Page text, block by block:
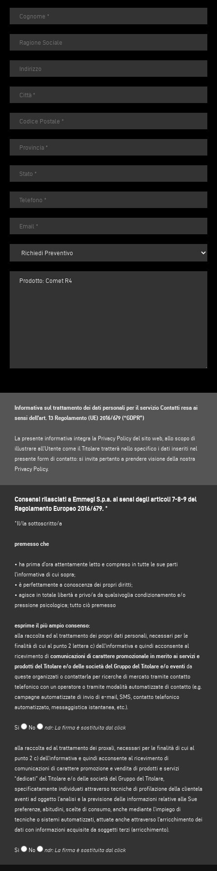
Informativa sul trattamento dei dati personali per il servizio Contatti resa ai
sensi dell’art. 13 Regolamento (UE) 2016/679 (“GDPR”)
La presente informativa integra la Privacy Policy del sito web, allo scopo di
illustrare all’Utente come il Titolare tratterà nello specifico i dati inseriti nel
presente form di contatto: si invita pertanto a prendere visione della nostra
Privacy Policy.
DATI
Titolare del trattamento: Emmegi S.p.a., nella persona del legale
rappresentante pro tempore, con sede legale in Via Archimede, 10 - 41019 -
01978870366.
Responsabile per la protezione dei dati (DPO): dott. Donato Eugenio
Caccavella, indirizzo e-mail:
2. DATI PERSONALI TRATTATI, FINALITÀ DEL TRATTAMENTO E BASE GIURIDICA
Il Titolare tratterà i suoi dati personali identificativi e di contatto (quali: nome,
cognome, ragione sociale, indirizzo, città, codice postale, provincia, stato,
indirizzo e-mail, numero di telefono) da Lei direttamente forniti mediante la
compilazione dell’apposito form di raccolta dati presente nella sezione
“CONTATTI” presenti sul sito web del Titolare (www.emmegi.com, il “Sito”).
Il Titolare intende trattare i suoi dati personali al fine di:
rispondere al suo messaggio o alla sua richiesta di informazioni inoltrate
attraverso il presente form, ad esempio per ottenere informazioni su prodotti
aziendale), e per avere un preventivo, ecc.; la base giuridica per tale finalità è il
del GDPR da identificarsi nel ragionevole affidamento che l’utente si aspetti
che i suoi dati personali siano trattati dal Titolare per rispondere ad una sua
richiesta di contatto;
b)
inviarle comunicazioni di carattere promozionale in merito ai servizi e
prodotti del Titolare e/o delle società del Gruppo
del Titolare e/o eventi da
queste organizzati o contattarla per ricerche di mercato tramite contatto
telefonico con un operatore o tramite modalità automatizzate di contatto (e.g.
campagne automatizzate di invio di e-mail, SMS, contatto telefonico
automatizzato, messaggistica istantanea, etc.); la base giuridica per il
6, paragrafo 1, lettera a), del GDPR;
società del Gruppo del Titolare, specificatamente individuati attraverso
Consensi rilasciati a Emmegi S.p.a. ai sensi degli articoli 7-8-9 del
Regolamento Europeo 2016/679. *
*Il/la sottoscritto/a
premesso che
• ha prima d’ora attentamente letto e compreso in tutte le sue parti
l’informativa di cui sopra;
• è perfettamente a conoscenza dei propri diritti;
• agisce in totale libertà e privo/a da qualsivoglia condizionamento e/o
pressione psicologica; tutto ciò premesso
esprime il più ampio consenso:
alla raccolta ed al trattamento dei propri dati personali, necessari per le
finalità di cui al punto 2 lettera c) dell’informativa e quindi acconsente al
ricevimento di comunicazioni di carattere promozionale in merito ai servizi e
prodotti del Titolare e/o delle società del Gruppo del Titolare e/o eventi da
queste organizzati o contattarla per ricerche di mercato tramite contatto
telefonico con un operatore o tramite modalità automatizzate di contatto (e.g.
campagne automatizzate di invio di e-mail, SMS, contatto telefonico
automatizzato, messaggistica istantanea, etc.).
Si No ndr: La firma è sostituita dal click
alla raccolta ed al trattamento dei proxali, necessari per le finalità di cui al
punto 2 c) dell’informativa e quindi acconsente al ricevimento di
comunicazioni di carattere promozione e vendita di prodotti e servizi
“dedicati” del Titolare e/o delle società del Gruppo del Titolare,
specificatamente individuati attraverso tecniche di profilazione della clientela
aventi ad oggetto l’analisi e la previsione delle informazioni relative alle Sue
preferenze, abitudini, scelte di consumo, anche mediante l’impiego di
tecniche o sistemi automatizzati, attuate anche attraverso l’arricchimento dei
dati con informazioni acquisite da soggetti terzi (arricchimento).
Si No ndr: La firma è sostituita dal click